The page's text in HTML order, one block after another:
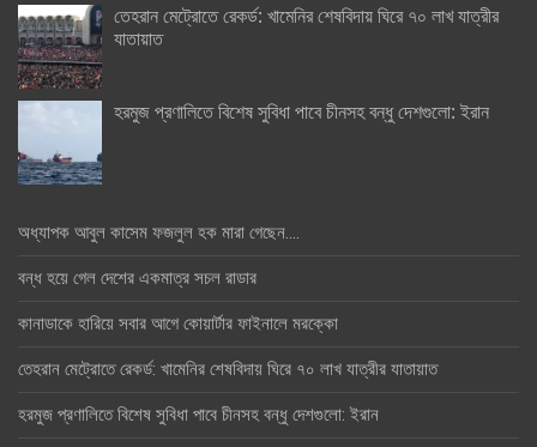
তেহরান মেট্রোতে রেকর্ড: খামেনির শেষবিদায় ঘিরে ৭০ লাখ যাত্রীর
যাতায়াত
হরমুজ প্রণালিতে বিশেষ সুবিধা পাবে চীনসহ বন্ধু দেশগুলো: ইরান
অধ্যাপক আবুল কাসেম ফজলুল হক মারা গেছেন….
বন্ধ হয়ে গেল দেশের একমাত্র সচল রাডার
কানাডাকে হারিয়ে সবার আগে কোয়ার্টার ফাইনালে মরক্কো
তেহরান মেট্রোতে রেকর্ড: খামেনির শেষবিদায় ঘিরে ৭০ লাখ যাত্রীর যাতায়াত
হরমুজ প্রণালিতে বিশেষ সুবিধা পাবে চীনসহ বন্ধু দেশগুলো: ইরান